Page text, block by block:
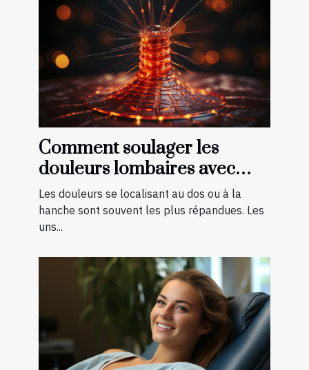
Comment soulager les
douleurs lombaires avec
quelques exercices ?
Les douleurs se localisant au dos ou à la
hanche sont souvent les plus répandues. Les
uns...